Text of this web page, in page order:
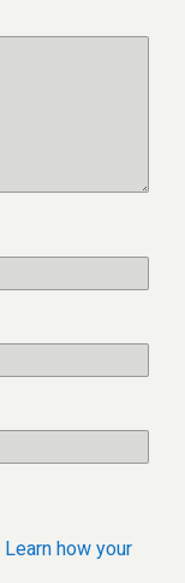
Learn how your